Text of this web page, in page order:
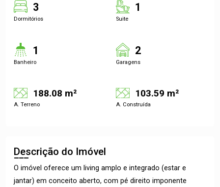
3
Dormitórios
1
Suite
1
Banheiro
2
Garagens
188.08 m²
A. Terreno
103.59 m²
A. Construída
Descrição do Imóvel
O imóvel oferece um living amplo e integrado (estar e
jantar) em conceito aberto, com pé direito imponente